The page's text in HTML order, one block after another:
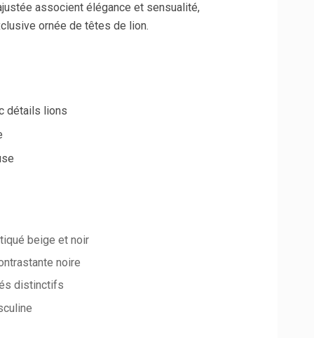
associent élégance et sensualité,
ornée de têtes de lion.
détails lions
beige et noir
noire
distinctifs